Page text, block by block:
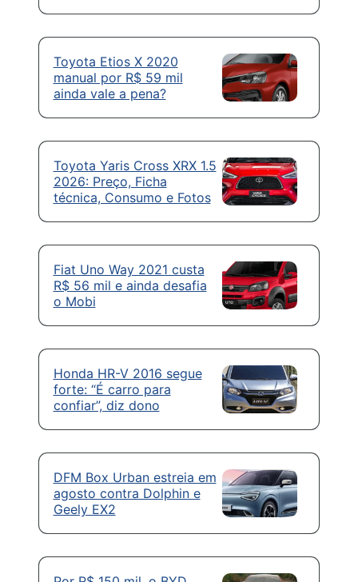
Toyota Etios X 2020
manual por R$ 59 mil
ainda vale a pena?
Toyota Yaris Cross XRX 1.5
2026: Preço, Ficha
técnica, Consumo e Fotos
Fiat Uno Way 2021 custa
R$ 56 mil e ainda desafia
o Mobi
Honda HR-V 2016 segue
forte: “É carro para
confiar”, diz dono
DFM Box Urban estreia em
agosto contra Dolphin e
Geely EX2